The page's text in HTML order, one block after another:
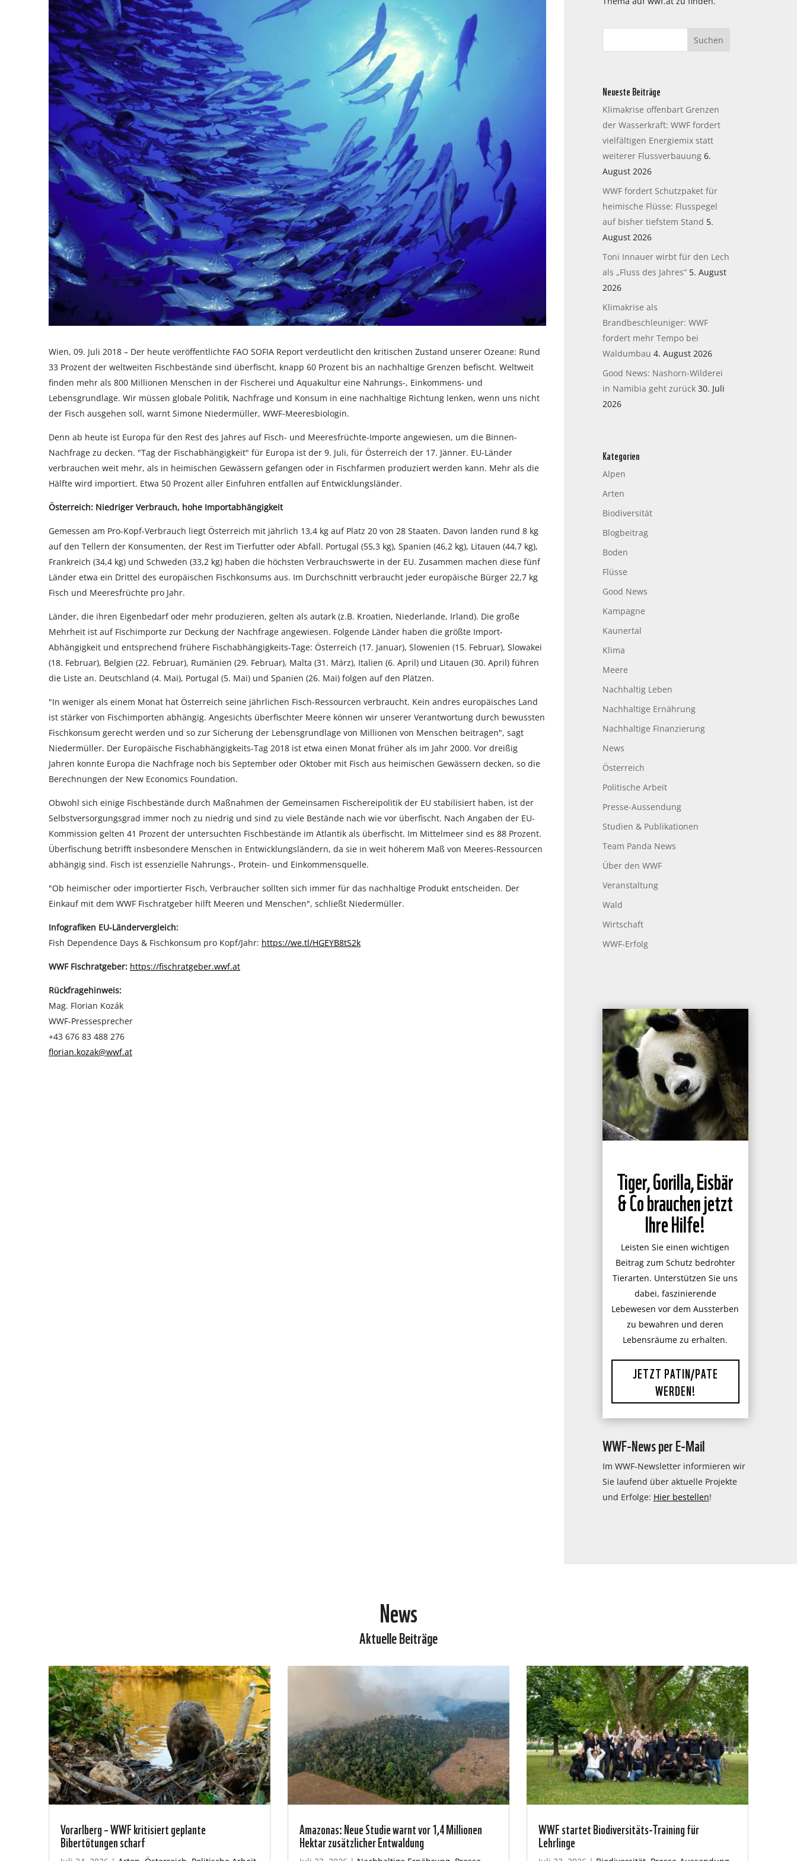
Wien, 09. Juli 2018 – Der heute veröffentlichte FAO SOFIA Report verdeutlicht den kritischen Zustand unserer Ozeane: Rund
33 Prozent der weltweiten Fischbestände sind überfischt, knapp 60 Prozent bis an nachhaltige Grenzen befischt. Weltweit
finden mehr als 800 Millionen Menschen in der Fischerei und Aquakultur eine Nahrungs-, Einkommens- und
Lebensgrundlage. Wir müssen globale Politik, Nachfrage und Konsum in eine nachhaltige Richtung lenken, wenn uns nicht
der Fisch ausgehen soll, warnt Simone Niedermüller, WWF-Meeresbiologin.
Denn ab heute ist Europa für den Rest des Jahres auf Fisch- und Meeresfrüchte-Importe angewiesen, um die Binnen-
Nachfrage zu decken. "Tag der Fischabhängigkeit" für Europa ist der 9. Juli, für Österreich der 17. Jänner. EU-Länder
verbrauchen weit mehr, als in heimischen Gewässern gefangen oder in Fischfarmen produziert werden kann. Mehr als die
Hälfte wird importiert. Etwa 50 Prozent aller Einfuhren entfallen auf Entwicklungsländer.
Österreich: Niedriger Verbrauch, hohe Importabhängigkeit
Gemessen am Pro-Kopf-Verbrauch liegt Österreich mit jährlich 13,4 kg auf Platz 20 von 28 Staaten. Davon landen rund 8 kg
auf den Tellern der Konsumenten, der Rest im Tierfutter oder Abfall. Portugal (55,3 kg), Spanien (46,2 kg), Litauen (44,7 kg),
Frankreich (34,4 kg) und Schweden (33,2 kg) haben die höchsten Verbrauchswerte in der EU. Zusammen machen diese fünf
Länder etwa ein Drittel des europäischen Fischkonsums aus. Im Durchschnitt verbraucht jeder europäische Bürger 22,7 kg
Fisch und Meeresfrüchte pro Jahr.
Länder, die ihren Eigenbedarf oder mehr produzieren, gelten als autark (z.B. Kroatien, Niederlande, Irland). Die große
Mehrheit ist auf Fischimporte zur Deckung der Nachfrage angewiesen. Folgende Länder haben die größte Import-
Abhängigkeit und entsprechend frühere Fischabhängigkeits-Tage: Österreich (17. Januar), Slowenien (15. Februar), Slowakei
(18. Februar), Belgien (22. Februar), Rumänien (29. Februar), Malta (31. März), Italien (6. April) und Litauen (30. April) führen
die Liste an. Deutschland (4. Mai), Portugal (5. Mai) und Spanien (26. Mai) folgen auf den Plätzen.
"In weniger als einem Monat hat Österreich seine jährlichen Fisch-Ressourcen verbraucht. Kein andres europäisches Land
ist stärker von Fischimporten abhängig. Angesichts überfischter Meere können wir unserer Verantwortung durch bewussten
Fischkonsum gerecht werden und so zur Sicherung der Lebensgrundlage von Millionen von Menschen beitragen", sagt
Niedermüller. Der Europäische Fischabhängigkeits-Tag 2018 ist etwa einen Monat früher als im Jahr 2000. Vor dreißig
Jahren konnte Europa die Nachfrage noch bis September oder Oktober mit Fisch aus heimischen Gewässern decken, so die
Berechnungen der New Economics Foundation.
Obwohl sich einige Fischbestände durch Maßnahmen der Gemeinsamen Fischereipolitik der EU stabilisiert haben, ist der
Selbstversorgungsgrad immer noch zu niedrig und sind zu viele Bestände nach wie vor überfischt. Nach Angaben der EU-
Kommission gelten 41 Prozent der untersuchten Fischbestände im Atlantik als überfischt. Im Mittelmeer sind es 88 Prozent.
Überfischung betrifft insbesondere Menschen in Entwicklungsländern, da sie in weit höherem Maß von Meeres-Ressourcen
abhängig sind. Fisch ist essenzielle Nahrungs-, Protein- und Einkommensquelle.
"Ob heimischer oder importierter Fisch, Verbraucher sollten sich immer für das nachhaltige Produkt entscheiden. Der
Einkauf mit dem WWF Fischratgeber hilft Meeren und Menschen", schließt Niedermüller.
Infografiken EU-Ländervergleich:
Fish Dependence Days & Fischkonsum pro Kopf/Jahr: https://we.tl/HGEYB8tS2k
WWF Fischratgeber: https://fischratgeber.wwf.at
Rückfragehinweis:
Mag. Florian Kozák
WWF-Pressesprecher
+43 676 83 488 276
florian.kozak@wwf.at
Neueste Beiträge
Klimakrise offenbart Grenzen
der Wasserkraft: WWF fordert
vielfältigen Energiemix statt
weiterer Flussverbauung 6.
August 2026
WWF fordert Schutzpaket für
heimische Flüsse: Flusspegel
auf bisher tiefstem Stand 5.
August 2026
Toni Innauer wirbt für den Lech
als „Fluss des Jahres“ 5. August
2026
Klimakrise als
Brandbeschleuniger: WWF
fordert mehr Tempo bei
Waldumbau 4. August 2026
Good News: Nashorn-Wilderei
in Namibia geht zurück 30. Juli
2026
Kategorien
Alpen
Arten
Biodiversität
Blogbeitrag
Boden
Flüsse
Good News
Kampagne
Kaunertal
Klima
Meere
Nachhaltig Leben
Nachhaltige Ernährung
Nachhaltige Finanzierung
News
Österreich
Politische Arbeit
Presse-Aussendung
Studien & Publikationen
Team Panda News
Über den WWF
Veranstaltung
Wald
Wirtschaft
WWF-Erfolg
Tiger, Gorilla, Eisbär
& Co brauchen jetzt
Ihre Hilfe!
Leisten Sie einen wichtigen
Beitrag zum Schutz bedrohter
Tierarten. Unterstützen Sie uns
dabei, faszinierende
Lebewesen vor dem Aussterben
zu bewahren und deren
Lebensräume zu erhalten.
JETZT PATIN/PATE
WERDEN!
WWF-News per E-Mail
Im WWF-Newsletter informieren wir
Sie laufend über aktuelle Projekte
und Erfolge: Hier bestellen!
News
Aktuelle Beiträge
Vorarlberg – WWF kritisiert geplante
Bibertötungen scharf
Amazonas: Neue Studie warnt vor 1,4 Millionen
Hektar zusätzlicher Entwaldung
WWF startet Biodiversitäts-Training für
Lehrlinge